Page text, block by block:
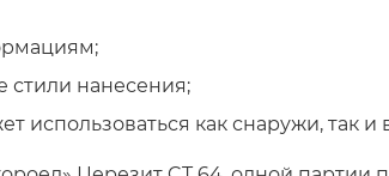
стили нанесения;
использоваться как снаружи, так